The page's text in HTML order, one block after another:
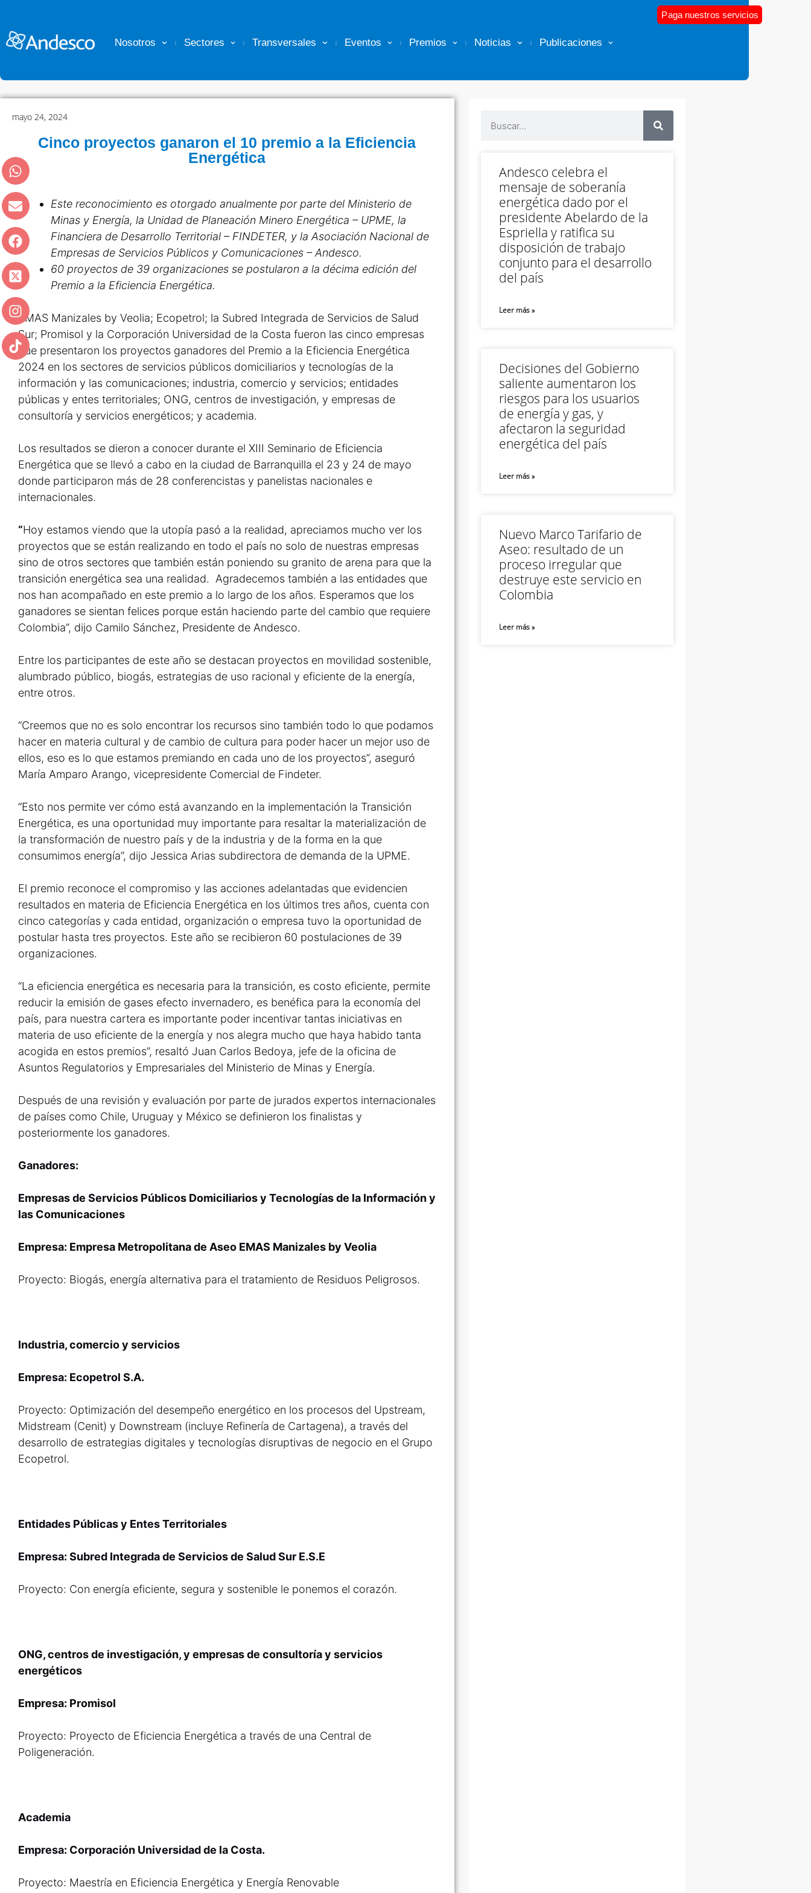
Nosotros Sectores Transversales Eventos Premios Noticias Publicaciones
Paga nuestros servicios
mayo 24, 2024
Cinco proyectos ganaron el 10 premio a la Eficiencia
Energética
Este reconocimiento es otorgado anualmente por parte del Ministerio de
Minas y Energía, la Unidad de Planeación Minero Energética – UPME, la
Financiera de Desarrollo Territorial – FINDETER, y la Asociación Nacional de
Empresas de Servicios Públicos y Comunicaciones – Andesco.
60 proyectos de 39 organizaciones se postularon a la décima edición del
Premio a la Eficiencia Energética.
EMAS Manizales by Veolia; Ecopetrol; la Subred Integrada de Servicios de Salud
Sur; Promisol y la Corporación Universidad de la Costa fueron las cinco empresas
que presentaron los proyectos ganadores del Premio a la Eficiencia Energética
2024 en los sectores de servicios públicos domiciliarios y tecnologías de la
información y las comunicaciones; industria, comercio y servicios; entidades
públicas y entes territoriales; ONG, centros de investigación, y empresas de
consultoría y servicios energéticos; y academia.
Los resultados se dieron a conocer durante el XIII Seminario de Eficiencia
Energética que se llevó a cabo en la ciudad de Barranquilla el 23 y 24 de mayo
donde participaron más de 28 conferencistas y panelistas nacionales e
internacionales.
“Hoy estamos viendo que la utopía pasó a la realidad, apreciamos mucho ver los
proyectos que se están realizando en todo el país no solo de nuestras empresas
sino de otros sectores que también están poniendo su granito de arena para que la
transición energética sea una realidad. Agradecemos también a las entidades que
nos han acompañado en este premio a lo largo de los años. Esperamos que los
ganadores se sientan felices porque están haciendo parte del cambio que requiere
Colombia”, dijo Camilo Sánchez, Presidente de Andesco.
Entre los participantes de este año se destacan proyectos en movilidad sostenible,
alumbrado público, biogás, estrategias de uso racional y eficiente de la energía,
entre otros.
“Creemos que no es solo encontrar los recursos sino también todo lo que podamos
hacer en materia cultural y de cambio de cultura para poder hacer un mejor uso de
ellos, eso es lo que estamos premiando en cada uno de los proyectos”, aseguró
María Amparo Arango, vicepresidente Comercial de Findeter.
“Esto nos permite ver cómo está avanzando en la implementación la Transición
Energética, es una oportunidad muy importante para resaltar la materialización de
la transformación de nuestro país y de la industria y de la forma en la que
consumimos energía”, dijo Jessica Arias subdirectora de demanda de la UPME.
El premio reconoce el compromiso y las acciones adelantadas que evidencien
resultados en materia de Eficiencia Energética en los últimos tres años, cuenta con
cinco categorías y cada entidad, organización o empresa tuvo la oportunidad de
postular hasta tres proyectos. Este año se recibieron 60 postulaciones de 39
organizaciones.
“La eficiencia energética es necesaria para la transición, es costo eficiente, permite
reducir la emisión de gases efecto invernadero, es benéfica para la economía del
país, para nuestra cartera es importante poder incentivar tantas iniciativas en
materia de uso eficiente de la energía y nos alegra mucho que haya habido tanta
acogida en estos premios”, resaltó Juan Carlos Bedoya, jefe de la oficina de
Asuntos Regulatorios y Empresariales del Ministerio de Minas y Energía.
Después de una revisión y evaluación por parte de jurados expertos internacionales
de países como Chile, Uruguay y México se definieron los finalistas y
posteriormente los ganadores.
Ganadores:
Empresas de Servicios Públicos Domiciliarios y Tecnologías de la Información y
las Comunicaciones
Empresa: Empresa Metropolitana de Aseo EMAS Manizales by Veolia
Proyecto: Biogás, energía alternativa para el tratamiento de Residuos Peligrosos.
Industria, comercio y servicios
Empresa: Ecopetrol S.A.
Proyecto: Optimización del desempeño energético en los procesos del Upstream,
Midstream (Cenit) y Downstream (incluye Refinería de Cartagena), a través del
desarrollo de estrategias digitales y tecnologías disruptivas de negocio en el Grupo
Ecopetrol.
Entidades Públicas y Entes Territoriales
Empresa: Subred Integrada de Servicios de Salud Sur E.S.E
Proyecto: Con energía eficiente, segura y sostenible le ponemos el corazón.
ONG, centros de investigación, y empresas de consultoría y servicios
energéticos
Empresa: Promisol
Proyecto: Proyecto de Eficiencia Energética a través de una Central de
Poligeneración.
Academia
Empresa: Corporación Universidad de la Costa.
Proyecto: Maestría en Eficiencia Energética y Energía Renovable
Andesco celebra el
mensaje de soberanía
energética dado por el
presidente Abelardo de la
Espriella y ratifica su
disposición de trabajo
conjunto para el desarrollo
del país
Leer más »
Decisiones del Gobierno
saliente aumentaron los
riesgos para los usuarios
de energía y gas, y
afectaron la seguridad
energética del país
Leer más »
Nuevo Marco Tarifario de
Aseo: resultado de un
proceso irregular que
destruye este servicio en
Colombia
Leer más »